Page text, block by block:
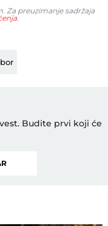
Za preuzimanje sadržaja
.
Budite prvi koji će